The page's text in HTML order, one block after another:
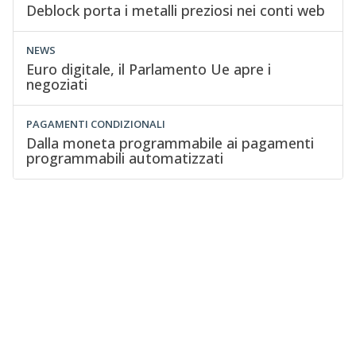
Deblock porta i metalli preziosi nei conti web
NEWS
Euro digitale, il Parlamento Ue apre i
negoziati
PAGAMENTI CONDIZIONALI
Dalla moneta programmabile ai pagamenti
programmabili automatizzati